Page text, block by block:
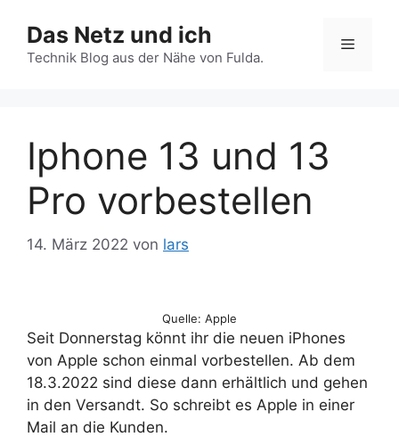
Inhalt
springen
Das Netz und ich
Technik Blog aus der Nähe von Fulda.
Menü
Iphone 13 und 13
Pro vorbestellen
14. März 2022 von lars
Quelle: Apple
Seit Donnerstag könnt ihr die neuen iPhones
von Apple schon einmal vorbestellen. Ab dem
18.3.2022 sind diese dann erhältlich und gehen
in den Versandt. So schreibt es Apple in einer
Mail an die Kunden.